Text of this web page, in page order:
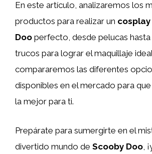
En este artículo, analizaremos los
productos para realizar un
Doo perfecto, desde pelucas
trucos para lograr el maquillaje
compararemos las diferentes
disponibles en el mercado para
la mejor para ti.
Prepárate para sumergirte en el
divertido mundo de Scooby Doo ,